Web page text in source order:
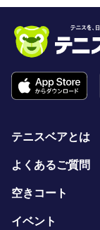
テニスベアとは
よくあるご質問
空きコート
イベント